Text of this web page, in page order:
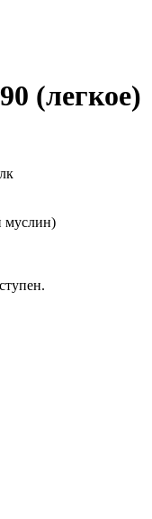
(легкое)
муслин)